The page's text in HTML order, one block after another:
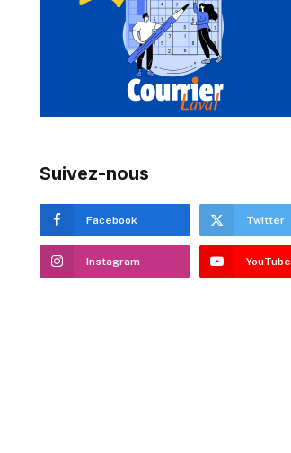
Suivez-nous
Facebook Twitter
Instagram YouTube